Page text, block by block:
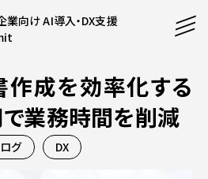
業向け AI導入・DX支援
成を効率化する
業務時間を削減
グ DX